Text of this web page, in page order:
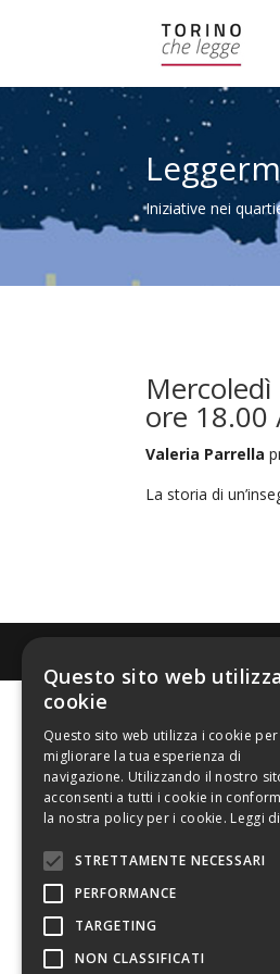
Iniziative nei
ore 18.00
Valeria Parrella
La storia di
Realizzato e
Questo sito web
cookie
Questo sito web utilizza i cookie per
migliorare la tua esperienza di
navigazione. Utilizzando il nostro
acconsenti a tutti i cookie in
la nostra policy per i cookie. Leggi
STRETTAMENTE NECESSARI
PERFORMANCE
TARGETING
NON CLASSIFICATI